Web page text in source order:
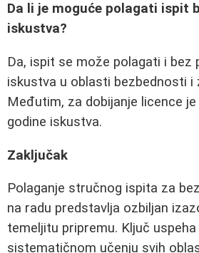
Da li je moguće polagati ispit
iskustva?
Da, ispit se može polagati i bez
iskustva u oblasti bezbednosti i
Međutim, za dobijanje licence
godine iskustva.
Zaključak
Polaganje stručnog ispita za
na radu predstavlja ozbiljan
temeljitu pripremu. Ključ uspeha
sistematičnom učenju svih